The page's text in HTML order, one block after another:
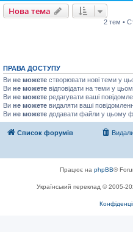
Нова тема
2 тем •
ПРАВА ДОСТУПУ
Ви не можете створювати нові теми у
Ви не можете відповідати на теми у
Ви не можете редагувати ваші
Ви не можете видаляти ваші
Ви не можете додавати файли у цьому
Список форумів
Працює на phpBB®
Український переклад © 2005-